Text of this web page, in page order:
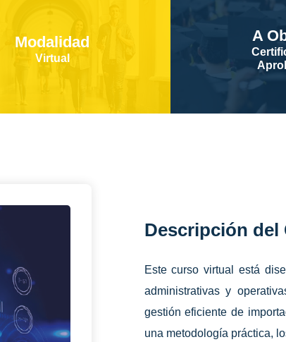
Modalidad
Virtual
A
Descripción del
Este curso virtual está
administrativas y
gestión eficiente de
una metodología práctica,